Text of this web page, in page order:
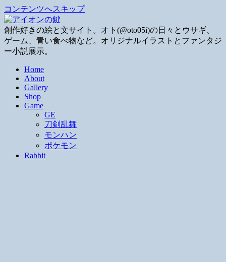
コンテンツへスキップ
創作好きの絵と文サイト。オト(@oto05i)の日々とウサギ、
ゲーム、青い食べ物など。オリジナルイラストとファンタジ
ー小説展示。
Home
About
Gallery
Shop
Game
GE
刀剣乱舞
モンハン
ポケモン
Rabbit